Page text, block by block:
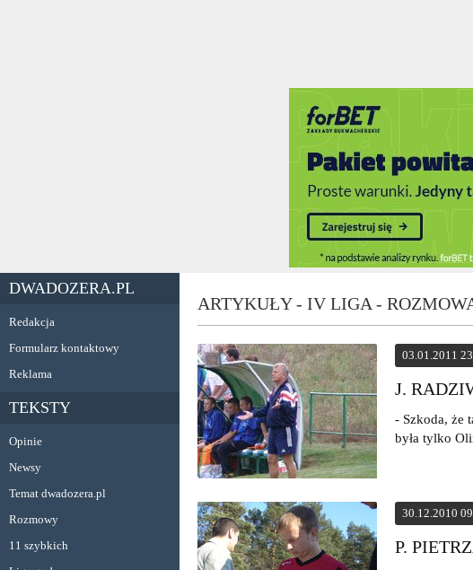
DWADOZERA.PL
Redakcja
Formularz kontaktowy
Reklama
TEKSTY
Opinie
Newsy
Temat dwadozera.pl
Rozmowy
11 szybkich
ARTYKUŁY - IV LIGA -
03.01.2011
J.
- Szkoda, że
była tylko
30.12.2010
P.